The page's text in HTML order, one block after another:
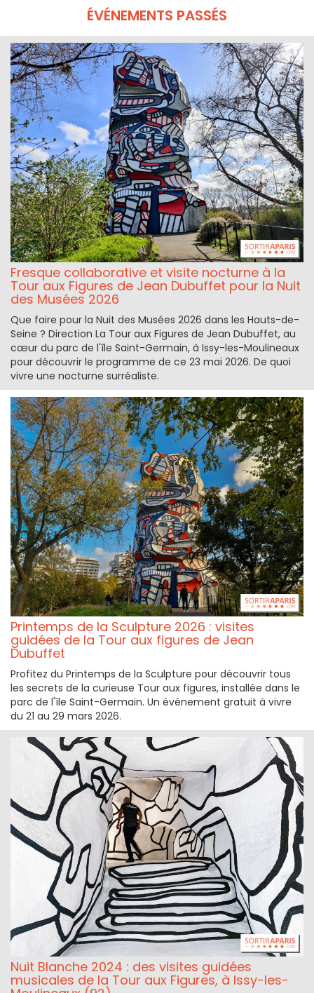
ÉVÉNEMENTS PASSÉS
Fresque collaborative et visite nocturne à la
Tour aux Figures de Jean Dubuffet pour la Nuit
des Musées 2026
Que faire pour la Nuit des Musées 2026 dans les Hauts-de-
Seine ? Direction La Tour aux Figures de Jean Dubuffet, au
cœur du parc de l'île Saint-Germain, à Issy-les-Moulineaux
pour découvrir le programme de ce 23 mai 2026. De quoi
vivre une nocturne surréaliste.
Printemps de la Sculpture 2026 : visites
guidées de la Tour aux figures de Jean
Dubuffet
Profitez du Printemps de la Sculpture pour découvrir tous
les secrets de la curieuse Tour aux figures, installée dans le
parc de l'île Saint-Germain. Un événement gratuit à vivre
du 21 au 29 mars 2026.
Nuit Blanche 2024 : des visites guidées
musicales de la Tour aux Figures, à Issy-les-